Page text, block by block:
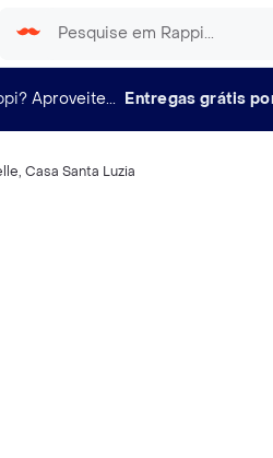
Aproveite... Entregas grátis
, Casa Santa Luzia